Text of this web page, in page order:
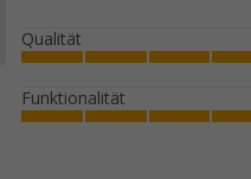
Qualität
Funktionalität